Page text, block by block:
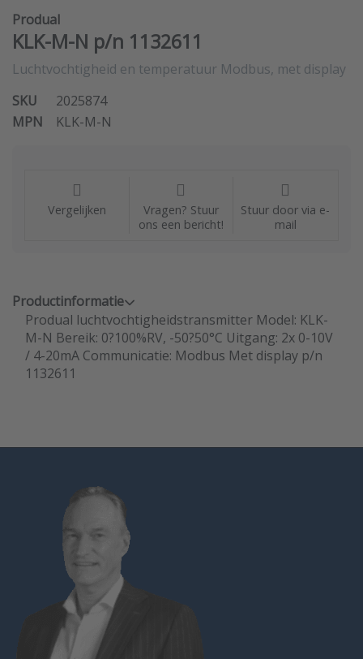
Produal
KLK-M-N p/n 1132611
Luchtvochtigheid en temperatuur Modbus, met display
SKU
2025874
MPN
KLK-M-N
Vergelijken
Vragen? Stuur
ons een bericht!
Stuur door via e-
mail
Productinformatie
Produal luchtvochtigheidstransmitter Model: KLK-
M-N Bereik: 0?100%RV, -50?50°C Uitgang: 2x 0-10V
/ 4-20mA Communicatie: Modbus Met display p/n
1132611